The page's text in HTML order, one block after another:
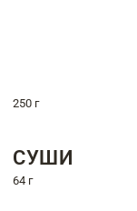
250 г
СУШИ
64 г